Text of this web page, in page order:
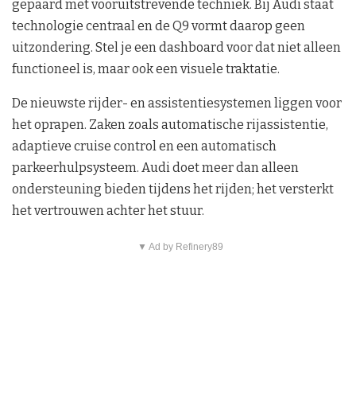
gepaard met vooruitstrevende techniek. Bij Audi staat
technologie centraal en de Q9 vormt daarop geen
uitzondering. Stel je een dashboard voor dat niet alleen
functioneel is, maar ook een visuele traktatie.
De nieuwste rijder- en assistentiesystemen liggen voor
het oprapen. Zaken zoals automatische rijassistentie,
adaptieve cruise control en een automatisch
parkeerhulpsysteem. Audi doet meer dan alleen
ondersteuning bieden tijdens het rijden; het versterkt
het vertrouwen achter het stuur.
▼ Ad by Refinery89